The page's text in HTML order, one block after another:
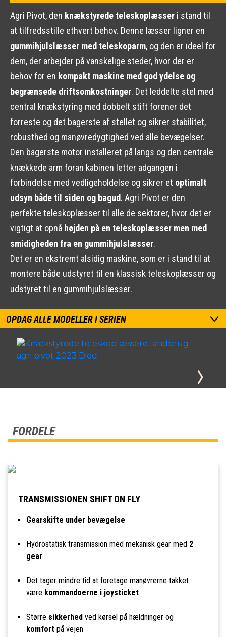
Agri Pivot, den knækstyrede teleskoplæsser i stand til
at tilfredsstille ethvert behov. Denne læsser ligner en
gummihjulslæsser med teleskoparm, og den er ideel for
dem, der arbejder på vanskelige steder, hvor der er
behov for en kompakt maskine med god ydelse og
begrænsede driftsomkostninger. Det leddelte stel med
central knækstyring med dobbelt stift forener det
forreste og det bagerste af stellet og sikrer stabilitet,
robusthed og manøvredygtighed ved alle bevægelser.
Den bagerste motor installeret på langs og den centrale
knækkede arm foran kabinen letter adgangen i
forbindelse med vedligeholdelse og sikrer et optimalt
udsyn både til siden og bagud. Agri Pivot er den
perfekte teleskoplæsser til alle de sektorer, hvor det er
vigtigt at opnå højden på en teleskoplæsser men med
smidigheden fra en gummihjulslæsser.
Det er en ekstremt alsidig maskine, som er i stand til at
montere både udstyret til en klassisk teleskoplæsser og
udstyret til en gummihjulslæsser.
OPDAG ALLE MODELLER I SERIEN
FORDELE
TRANSMISSIONEN SHIFT ON FLY
Gearskifte under bevægelse
Hydrostatisk transmission med mekanisk gear med 2
gear
Det tager mindre tid at foretage manøvrerne takket
være kommandoerne i joysticket
Større sikkerhed ved kørsel på hældninger og
komfortpå vejen